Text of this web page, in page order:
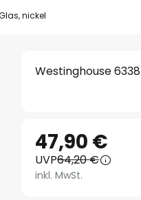
nickel
Westinghouse
47,90 €
UVP64,20 €
inkl. MwSt.